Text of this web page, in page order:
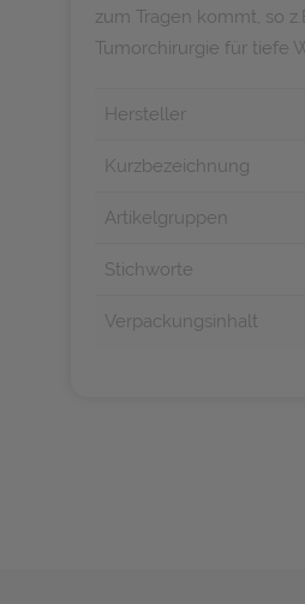
zum Tragen kommt, so
Tumorchirurgie für tiefe
Hersteller
Kurzbezeichnung
Artikelgruppen
Stichworte
Verpackungsinhalt